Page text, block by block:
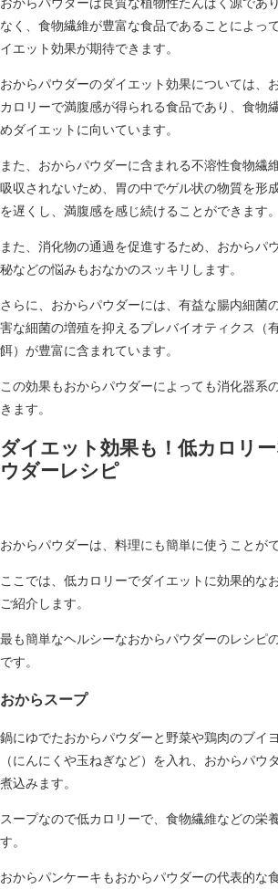
おからパウダーは良質な植物性たんぱく源であ
なく、食物繊維が豊富な食品であることによっ
イエット効果が期待できます。
おからパウダーのダイエット効果については、
カロリーで満腹感が得られる食品であり、食物
めダイエットに向いています。
また、おからパウダーに含まれる不溶性食物繊
吸収されないため、胃の中でゲル状の物質を形
を遅くし、満腹感を感じ続けることができます。
また、消化物の通過を促進するため、おからパ
秘などの悩みもおなかのスッキリします。
さらに、おからパウダーには、有益な腸内細菌
害な細菌の増殖を抑えるプレバイオティクス（
餌）が豊富に含まれています。
この効果もおからパウダーによっても消化器系
きます。
ダイエット効果も！低カロリ
ウダーレシピ
おからパウダーは、料理にも簡単に使うことが
ここでは、低カロリーでダイエットに効果的な
ご紹介します。
最も簡単なヘルシーなおからパウダーのレシピ
です。
おからスープ
鍋にゆでたおからパウダーと野菜や鶏肉のブイ
（にんにくや玉ねぎなど）を入れ、おからパウ
煮込みます。
スープなので低カロリーで、食物繊維などの栄
す。
おからパンケーキもおからパウダーの代表的な